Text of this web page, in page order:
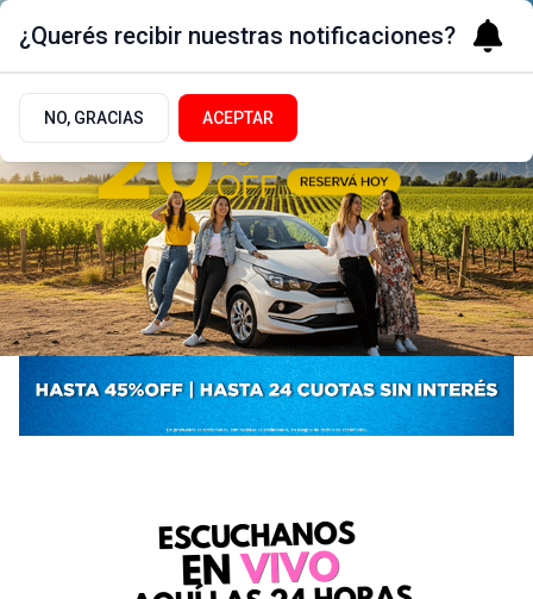
¿Querés recibir nuestras notificaciones?
NO, GRACIAS ACEPTAR